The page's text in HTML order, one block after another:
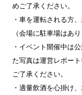
めご了承ください。
・車を運転される方
（会場に駐車場はあり
・イベント開催中は
た写真は運営レポー
ご了承ください。
・適量飲酒を心掛け